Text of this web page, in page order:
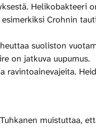
Helikobakteeri
Crohnin
suoliston
on jatkuva uupumus.
ravintoainevajeita.
muistuttaa,